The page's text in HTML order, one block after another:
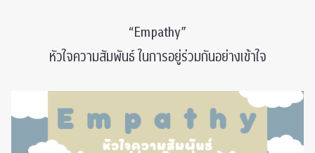
“Empathy”
หัวใจความสัมพันธ์ ในการอยู่ร่วมกันอย่างเข้าใจ